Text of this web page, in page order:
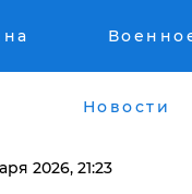
Новости
2026, 21:23